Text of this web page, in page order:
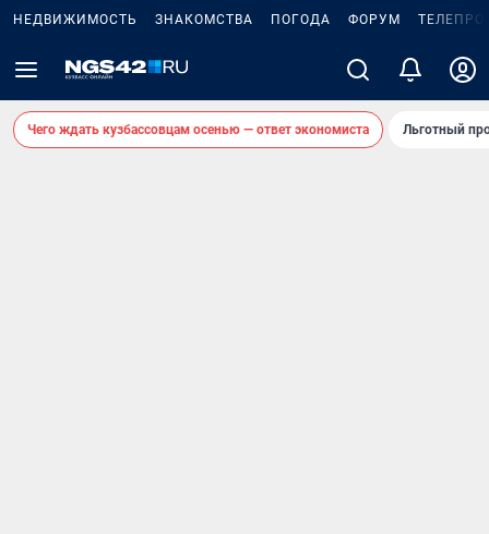
НЕДВИЖИМОСТЬ ЗНАКОМСТВА ПОГОДА ФОРУМ
Чего ждать кузбассовцам осенью — ответ экономиста Льготный